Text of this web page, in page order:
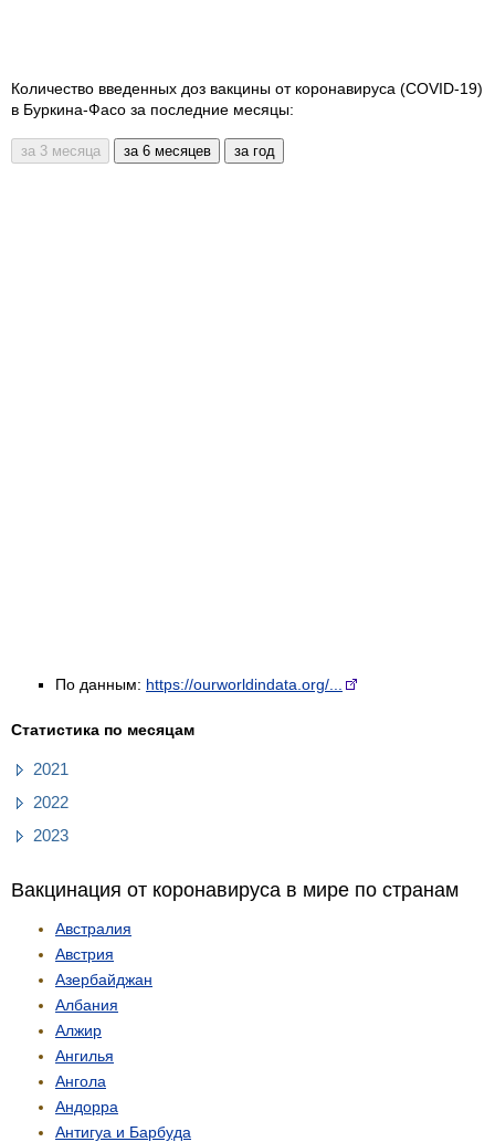
Количество введенных доз вакцины от коронавируса (COVID-19)
в Буркина-Фасо за последние месяцы:
По данным: https://ourworldindata.org/...
Статистика по месяцам
2021
2022
2023
Вакцинация от коронавируса в мире по странам
Австралия
Австрия
Азербайджан
Албания
Алжир
Ангилья
Ангола
Андорра
Антигуа и Барбуда